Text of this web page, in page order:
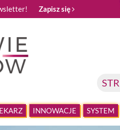
Zapisz się
INNOWACJE SYSTEM